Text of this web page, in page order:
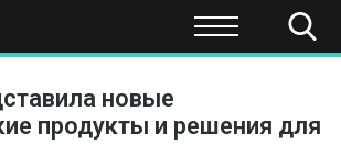
ЭКОНОМИКА НАУКА И
новые
продукты и решения для